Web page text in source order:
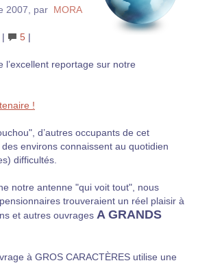
2007 par MORA
| 5 |
l’excellent reportage sur notre
!
d’autres occupants de cet
environs connaissent au quotidien
difficultés.
notre antenne "qui voit tout", nous
trouveraient un réel plaisir à
et autres ouvrages A GRANDS
à GROS CARACTÈRES utilise une